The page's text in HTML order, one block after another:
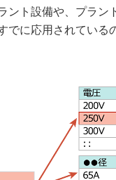
ント設備や、プラ
でに応用されている